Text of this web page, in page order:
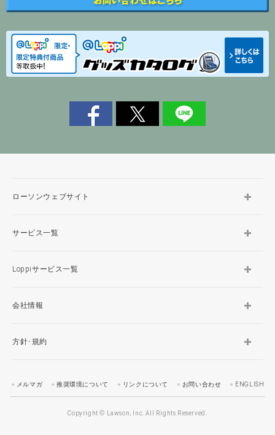
ローソンウェブサイト
サービス一覧
Loppiサービス一覧
会社情報
方針･規約
メルマガ 推奨環境について リンクについて お問い合わせ ENGLISH
Copyright © Lawson, Inc. All Rights Reserved.